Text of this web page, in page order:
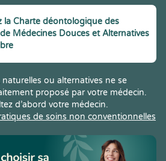
la Charte déontologique des
Médecines Douces et Alternatives
ou alternatives ne se
proposé par votre médecin.
d’abord votre médecin.
de soins non conventionnelles